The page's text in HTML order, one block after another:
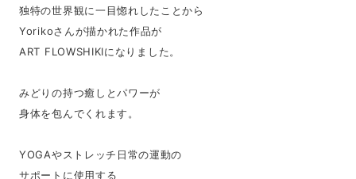
独特の世界観に一目惚れしたことから
Yorikoさんが描かれた作品が
ART FLOWSHIKIになりました。
みどりの持つ癒しとパワーが
身体を包んでくれます。
YOGAやストレッチ日常の運動の
サポートに使用する